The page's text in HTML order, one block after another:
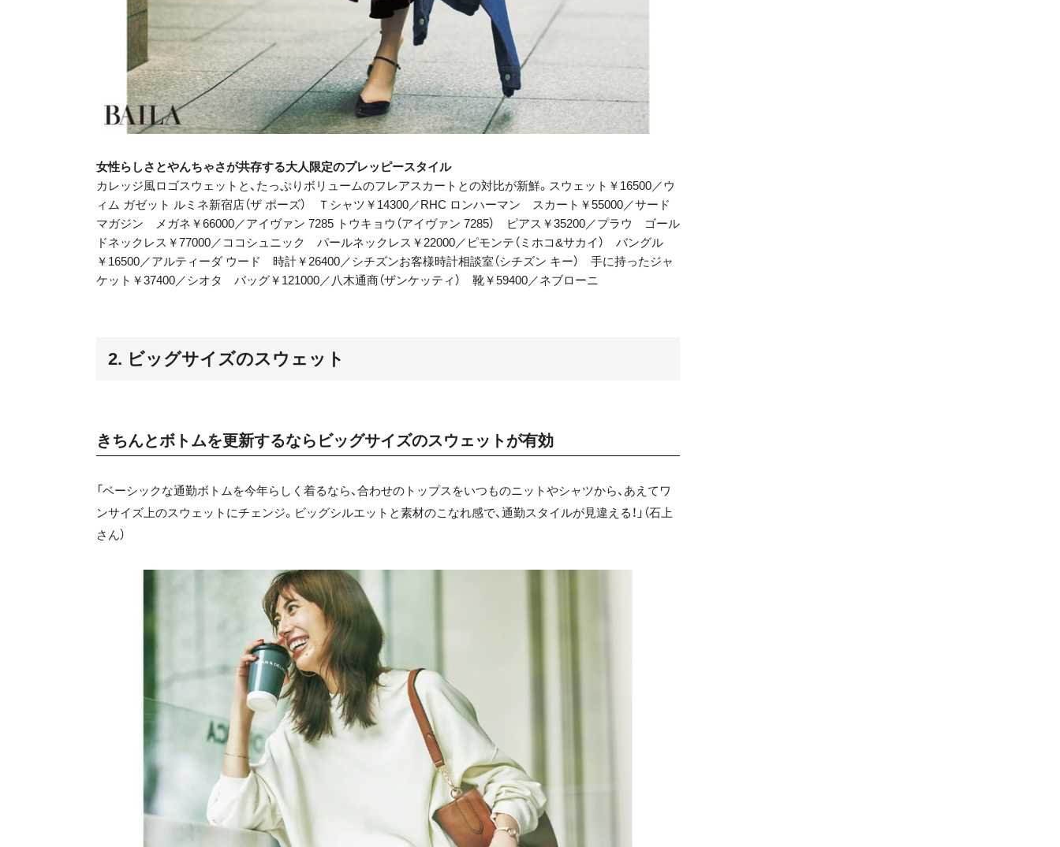
女性らしさとやんちゃさが共存する大人限定のプレッピースタイル
カレッジ風ロゴスウェットと、たっぷりボリュームのフレアスカートとの対比が新鮮。スウェット￥16500／ウ
ィム ガゼット ルミネ新宿店（ザ ポーズ） Ｔシャツ￥14300／RHC ロンハーマン スカート￥55000／サード
マガジン メガネ￥66000／アイヴァン 7285 トウキョウ（アイヴァン 7285） ピアス￥35200／プラウ ゴール
ドネックレス￥77000／ココシュニック パールネックレス￥22000／ピモンテ（ミホコ&サカイ） バングル
￥16500／アルティーダ ウード 時計￥26400／シチズンお客様時計相談室（シチズン キー） 手に持ったジャ
ケット￥37400／シオタ バッグ￥121000／八木通商（ザンケッティ） 靴￥59400／ネブローニ
2. ビッグサイズのスウェット
きちんとボトムを更新するならビッグサイズのスウェットが有効
「ベーシックな通勤ボトムを今年らしく着るなら、合わせのトップスをいつものニットやシャツから、あえてワ
ンサイズ上のスウェットにチェンジ。ビッグシルエットと素材のこなれ感で、通勤スタイルが見違える！」（石上
さん）